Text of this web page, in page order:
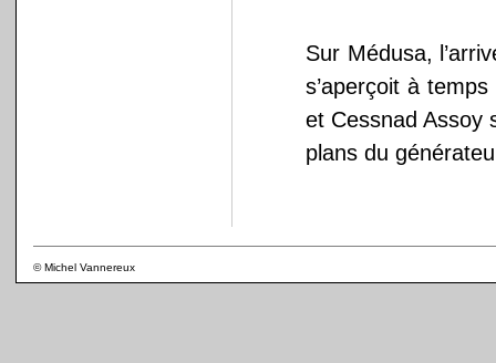
Sur Médusa,
s’aperçoit à
et Cessnad Assoy
plans du
© Michel Vannereux